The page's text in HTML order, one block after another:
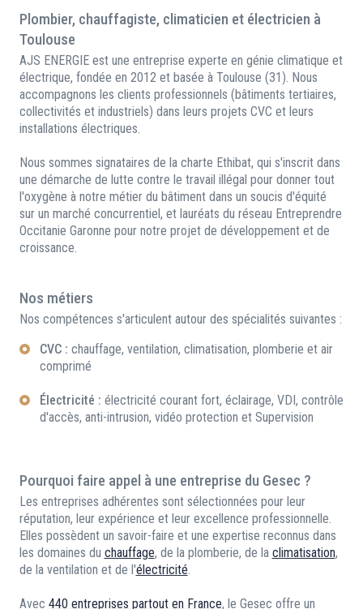
Plombier, chauffagiste, climaticien et électricien à
Toulouse
AJS ENERGIE est une entreprise experte en génie climatique et
électrique, fondée en 2012 et basée à Toulouse (31). Nous
accompagnons les clients professionnels (bâtiments tertiaires,
collectivités et industriels) dans leurs projets CVC et leurs
installations électriques.
Nous sommes signataires de la charte Ethibat, qui s'inscrit dans
une démarche de lutte contre le travail illégal pour donner tout
l'oxygène à notre métier du bâtiment dans un soucis d'équité
sur un marché concurrentiel, et lauréats du réseau Entreprendre
Occitanie Garonne pour notre projet de développement et de
croissance.
Nos métiers
Nos compétences s'articulent autour des spécialités suivantes :
CVC : chauffage, ventilation, climatisation, plomberie et air
comprimé
Électricité : électricité courant fort, éclairage, VDI, contrôle
d'accès, anti-intrusion, vidéo protection et Supervision
Pourquoi faire appel à une entreprise du Gesec ?
Les entreprises adhérentes sont sélectionnées pour leur
réputation, leur expérience et leur excellence professionnelle.
Elles possèdent un savoir-faire et une expertise reconnus dans
les domaines du chauffage, de la plomberie, de la climatisation,
de la ventilation et de l'électricité.
Avec 440 entreprises partout en France, le Gesec offre un